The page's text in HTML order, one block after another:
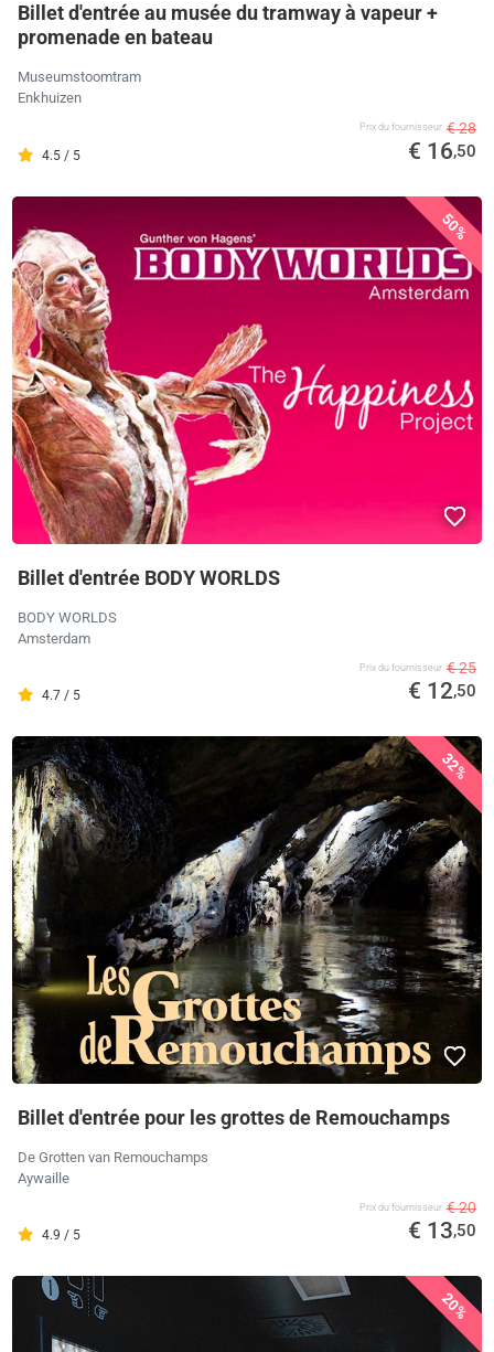
Billet d'entrée au musée du tramway à vapeur +
promenade en bateau
Museumstoomtram
Enkhuizen
4.5 / 5
Prix ​​du fournisseur € 28
€ 16,50
50%
Billet d'entrée BODY WORLDS
BODY WORLDS
Amsterdam
4.7 / 5
Prix ​​du fournisseur € 25
€ 12,50
32%
Billet d'entrée pour les grottes de Remouchamps
De Grotten van Remouchamps
Aywaille
4.9 / 5
Prix ​​du fournisseur € 20
€ 13,50
20%